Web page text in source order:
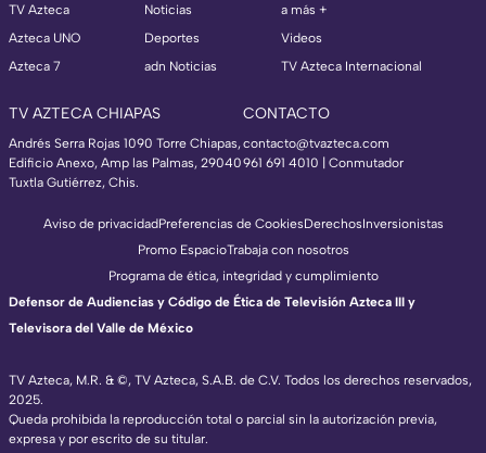
TV Azteca
Azteca UNO
Azteca 7
Noticias
Deportes
adn Noticias
a más +
Videos
TV Azteca Internacional
TV AZTECA CHIAPAS
Andrés Serra Rojas 1090 Torre Chiapas,
Edificio Anexo, Amp las Palmas, 29040
Tuxtla Gutiérrez, Chis.
CONTACTO
contacto@tvazteca.com
961 691 4010 | Conmutador
TV Azteca, M.R. & ©, TV Azteca, S.A.B. de C.V. Todos los derechos reservados,
2025.
Queda prohibida la reproducción total o parcial sin la autorización previa,
expresa y por escrito de su titular.
Aviso de privacidadPreferencias de CookiesDerechosInversionistas
Promo EspacioTrabaja con nosotros
Programa de ética, integridad y cumplimiento
Defensor de Audiencias y Código de Ética de Televisión Azteca III y
Televisora del Valle de México